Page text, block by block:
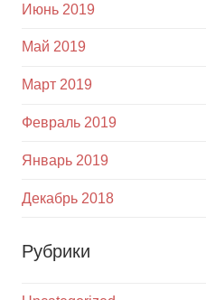
Июнь 2019
Май 2019
Март 2019
Февраль 2019
Январь 2019
Декабрь 2018
Рубрики